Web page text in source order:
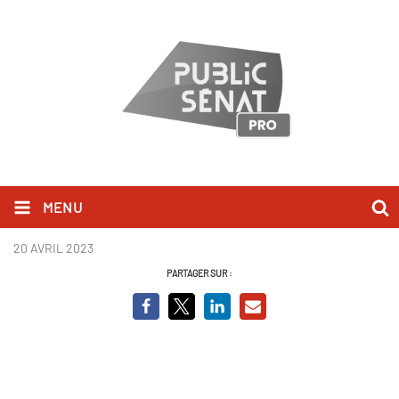
MENU
Untitled design (30).png
20 AVRIL 2023
PARTAGER SUR :